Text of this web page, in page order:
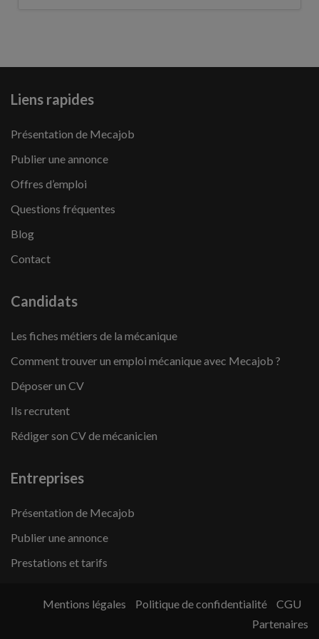
Liens rapides
Présentation de Mecajob
Publier une annonce
Offres d’emploi
Questions fréquentes
Blog
Contact
Candidats
Les fiches métiers de la mécanique
Comment trouver un emploi mécanique avec Mecajob ?
Déposer un CV
Ils recrutent
Rédiger son CV de mécanicien
Entreprises
Présentation de Mecajob
Publier une annonce
Prestations et tarifs
Mentions légales Politique de confidentialité
CGU
Partenaires